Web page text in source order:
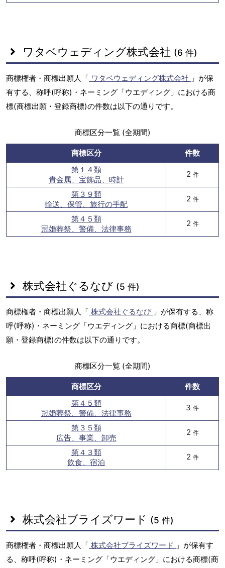
ワタベウェディング株式会社 (6 件)
商標権者・商標出願人「 ワタベウェディング株式会社 」が保
有する、称呼(呼称)・ネーミング「ウエディング」における商
標(商標出願・登録商標)の件数は以下の通りです。
商標区分一覧 (全期間)
商標区分
件数
第１４類
貴金属、宝飾品、時計
2 件
第３９類
輸送、保管、旅行の手配
2 件
第４５類
冠婚葬祭、警備、法律事務
2 件
株式会社ぐるなび (5 件)
商標権者・商標出願人「 株式会社ぐるなび 」が保有する、称
呼(呼称)・ネーミング「ウエディング」における商標(商標出
願・登録商標)の件数は以下の通りです。
商標区分一覧 (全期間)
商標区分
件数
第４５類
冠婚葬祭、警備、法律事務
3 件
第３５類
広告、事業、卸売
2 件
第４３類
飲食、宿泊
2 件
株式会社ブライズワード (5 件)
商標権者・商標出願人「 株式会社ブライズワード 」が保有す
る、称呼(呼称)・ネーミング「ウエディング」における商標(商